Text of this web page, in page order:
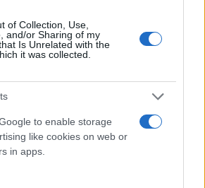
of Collection, Use,
and/or Sharing of my
Is Unrelated with the
it was collected.
to enable storage
like cookies on web or
in apps.
και διευθύνων σύμβουλος
τη διάκριση
της ισχύος που έχει πλέον η
επισημαίνοντας όμως ότι «η
να συγχέεται με την
προειδοποίησε, «η τεχνητή